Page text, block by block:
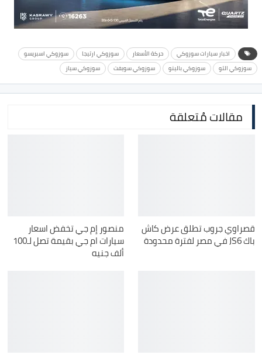
اخبار سيارات سوزوكي حركة الأسعار سوزوكي ارتيجا
سوزوكي اسبريسو
سوزوكي التو
سوزوكي بالينو سوزوكي سويفت سوزوكي سياز
مقالات مُتعلقة
قصراوي جروب تطلق عرض كاش
باك JS6 في مصر لفترة محدودة
منصور إم جي تخفض اسعار
سيارات ام جي بقيمة تصل لـ100
ألف جنيه